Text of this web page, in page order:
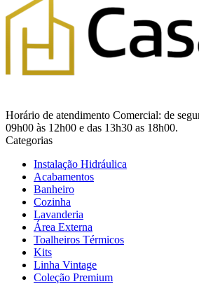
Horário de atendimento Comercial: de
09h00 às 12h00 e das 13h30 as 18h00.
Categorias
Instalação Hidráulica
Acabamentos
Banheiro
Cozinha
Lavanderia
Área Externa
Toalheiros Térmicos
Kits
Linha Vintage
Coleção Premium